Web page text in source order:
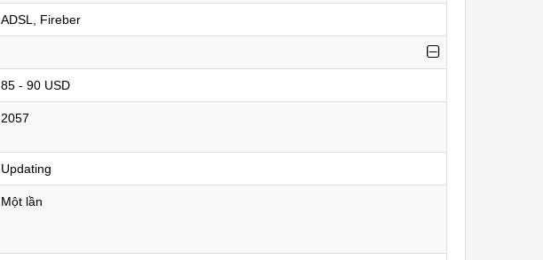
ADSL, Fireber
85 - 90 USD
2057
Updating
Một lần